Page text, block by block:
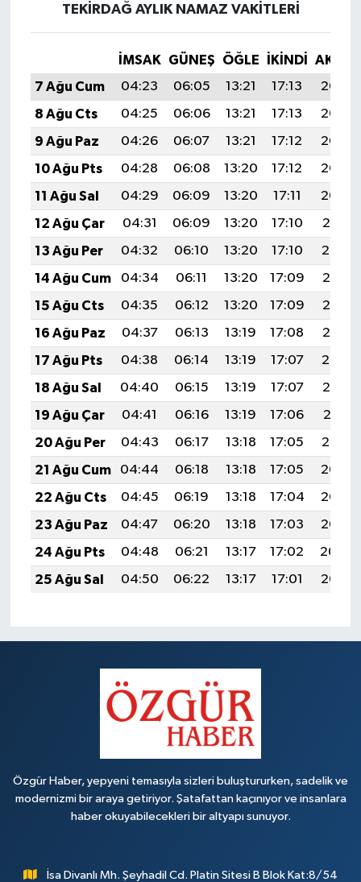
TEKIRDAĞ AYLIK NAMAZ VAKITLERI
İMSAK GÜNEŞ ÖĞLE İKINDI
7 Ağu Cum
04:23 06:05 13:21 17:13
20:27
8 Ağu Cts
04:25 06:06 13:21 17:13
20:26
9 Ağu Paz
04:26 06:07 13:21 17:12
20:25
10 Ağu Pts
04:28 06:08 13:20 17:12
20:23
11 Ağu Sal
04:29 06:09 13:20 17:11
20:22
12 Ağu Çar
04:31 06:09 13:20 17:10
20:21
13 Ağu Per
04:32 06:10 13:20 17:10
20:19
14 Ağu Cum
04:34 06:11 13:20 17:09
20:18
15 Ağu Cts
04:35 06:12 13:20 17:09
20:17
16 Ağu Paz
04:37 06:13 13:19 17:08
20:15
17 Ağu Pts
04:38 06:14 13:19 17:07
20:14
18 Ağu Sal
04:40 06:15 13:19 17:07
20:12
19 Ağu Çar
04:41 06:16 13:19 17:06
20:11
20 Ağu Per
04:43 06:17 13:18 17:05
20:10
21 Ağu Cum
04:44 06:18 13:18 17:05
20:08
22 Ağu Cts
04:45 06:19 13:18 17:04
20:07
23 Ağu Paz
04:47 06:20 13:18 17:03
20:05
24 Ağu Pts
04:48 06:21 13:17 17:02
20:04
25 Ağu Sal
04:50 06:22 13:17 17:01 20:02
Özgür Haber, yepyeni temasıyla sizleri buluştururken, sadelik ve
modernizmi bir araya getiriyor. Şatafattan kaçınıyor ve insanlara
haber okuyabilecekleri bir altyapı sunuyor.
İsa Divanlı Mh. Şeyhadil Cd. Platin Sitesi B Blok Kat:8/54